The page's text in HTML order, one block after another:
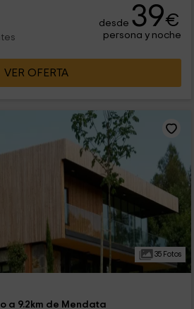
desde 39€
persona y noche
VER OFERTA
35 Fotos
a 9.2km de Mendata